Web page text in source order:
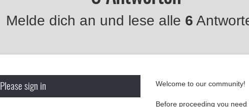
Melde dich an und lese alle 6
Please sign in Welcome to our community!
Before proceeding you